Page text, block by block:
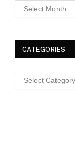
Archives
CATEGORIES
Categories